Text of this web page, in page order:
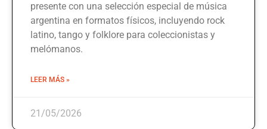
presente con una selección especial de música
argentina en formatos físicos, incluyendo rock
latino, tango y folklore para coleccionistas y
melómanos.
LEER MÁS »
21/05/2026